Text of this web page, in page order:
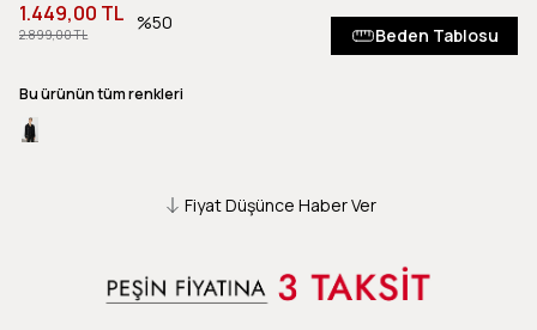
2.899,00 TL
1.449,00 TL 50
Beden Tablosu
Bu ürünün tüm renkleri
Fiyat Düşünce Haber Ver